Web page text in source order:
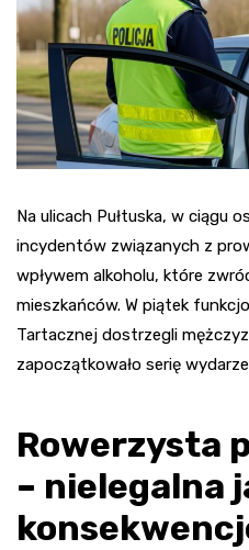
Na ulicach Pułtuska, w ciągu
incydentów związanych z
wpływem alkoholu, które
mieszkańców. W piątek
Tartacznej dostrzegli
zapoczątkowało serię
Rowerzysta
– nielegalna